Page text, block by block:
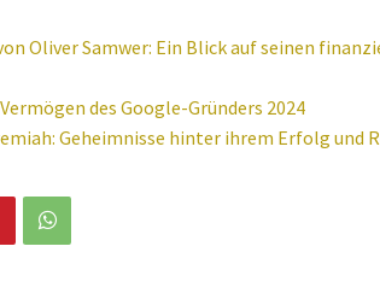
Oliver Samwer: Ein Blick auf seinen
des Google-Gründers 2024
Geheimnisse hinter ihrem Erfolg und